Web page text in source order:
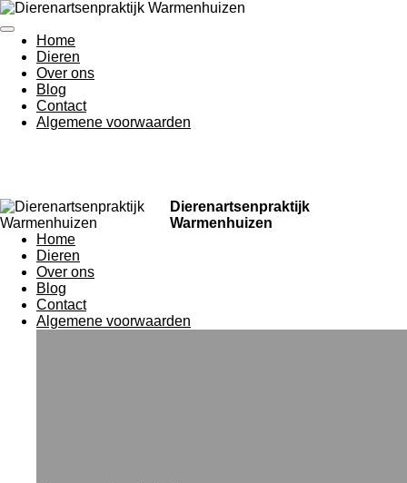
Ga
direct
naar
de
hoofdinhoud
Home
Dieren
Over ons
Blog
Contact
Algemene voorwaarden
Dierenartsenpraktijk
Warmenhuizen
Home
Dieren
Over ons
Blog
Contact
Algemene voorwaarden